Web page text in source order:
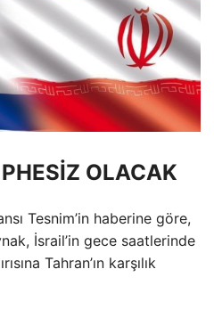
OLACAK
Tesnim’in haberine göre,
İsrail’in gece saatlerinde
Tahran’ın karşılık